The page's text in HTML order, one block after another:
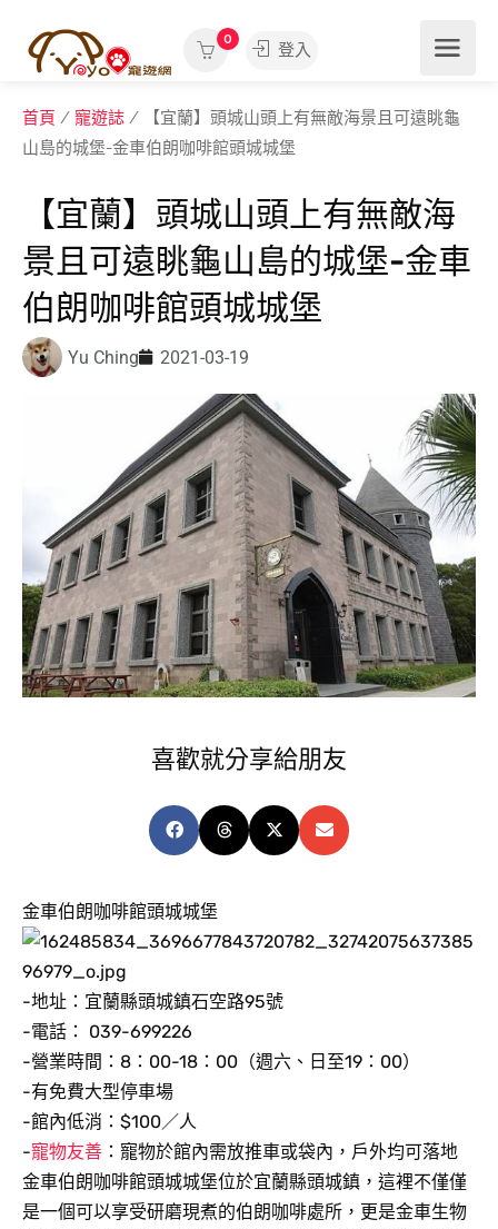
0
登入
首頁 / 寵遊誌 / 【宜蘭】頭城山頭上有無敵海景且可遠眺龜
山島的城堡-金車伯朗咖啡館頭城城堡
【宜蘭】頭城山頭上有無敵海
景且可遠眺龜山島的城堡-金車
伯朗咖啡館頭城城堡
Yu Ching 2021-03-19
喜歡就分享給朋友
金車伯朗咖啡館頭城城堡
-地址：宜蘭縣頭城鎮石空路95號
-電話： 039-699226
-營業時間：8：00-18：00（週六、日至19：00）
-有免費大型停車場
-館內低消：$100／人
-寵物友善 ：寵物於館內需放推車或袋內，戶外均可落地
金車伯朗咖啡館頭城城堡位於宜蘭縣頭城鎮，這裡不僅僅
是一個可以享受研磨現煮的伯朗咖啡處所，更是金車生物